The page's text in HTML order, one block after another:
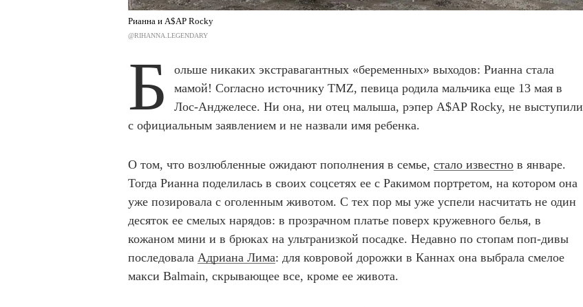
Рианна и A$AP Rocky
@RIHANNA.LEGENDARY
Б
ольше никаких экстравагантных «беременных» выходов: Рианна стала
мамой! Согласно источнику TMZ, певица родила мальчика еще 13 мая в
Лос-Анджелесе. Ни она, ни отец малыша, рэпер A$AP Rocky, не выступили
с официальным заявлением и не назвали имя ребенка.
О том, что возлюбленные ожидают пополнения в семье, стало известно в январе.
Тогда Рианна поделилась в своих соцсетях ее с Ракимом портретом, на котором она
уже позировала с оголенным животом. С тех пор мы уже успели насчитать не один
десяток ее смелых нарядов: в прозрачном платье поверх кружевного белья, в
кожаном мини и в брюках на ультранизкой посадке. Недавно по стопам поп-дивы
последовала Адриана Лима: для ковровой дорожки в Каннах она выбрала смелое
макси Balmain, скрывающее все, кроме ее живота.